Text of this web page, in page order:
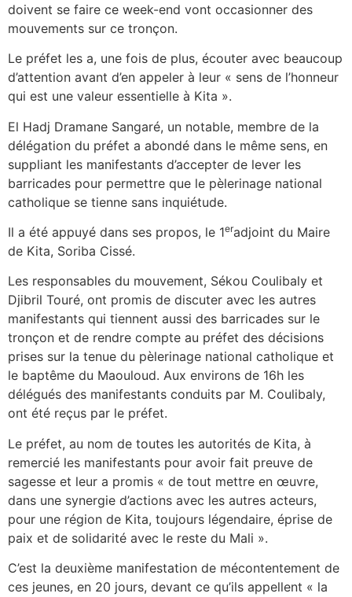
doivent se faire ce week-end vont occasionner des
mouvements sur ce tronçon.
Le préfet les a, une fois de plus, écouter avec beaucoup
d’attention avant d’en appeler à leur « sens de l’honneur
qui est une valeur essentielle à Kita ».
El Hadj Dramane Sangaré, un notable, membre de la
délégation du préfet a abondé dans le même sens, en
suppliant les manifestants d’accepter de lever les
barricades pour permettre que le pèlerinage national
catholique se tienne sans inquiétude.
Il a été appuyé dans ses propos, le 1eradjoint du Maire
de Kita, Soriba Cissé.
Les responsables du mouvement, Sékou Coulibaly et
Djibril Touré, ont promis de discuter avec les autres
manifestants qui tiennent aussi des barricades sur le
tronçon et de rendre compte au préfet des décisions
prises sur la tenue du pèlerinage national catholique et
le baptême du Maouloud. Aux environs de 16h les
délégués des manifestants conduits par M. Coulibaly,
ont été reçus par le préfet.
Le préfet, au nom de toutes les autorités de Kita, à
remercié les manifestants pour avoir fait preuve de
sagesse et leur a promis « de tout mettre en œuvre,
dans une synergie d’actions avec les autres acteurs,
pour une région de Kita, toujours légendaire, éprise de
paix et de solidarité avec le reste du Mali ».
C’est la deuxième manifestation de mécontentement de
ces jeunes, en 20 jours, devant ce qu’ils appellent « la